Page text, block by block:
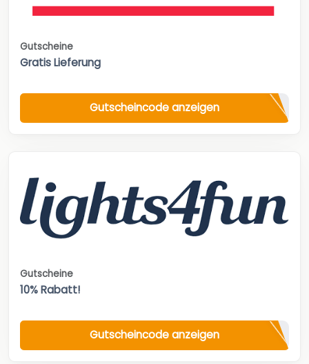
Gutscheine
Gratis Lieferung
Gutscheincode anzeigen
Gutscheine
10% Rabatt!
Gutscheincode anzeigen